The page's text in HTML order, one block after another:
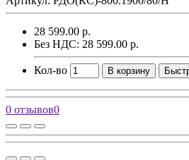
28 599.00 р.
Без НДС: 28 599.00 р.
Кол-во В корзину
0 отзывов0